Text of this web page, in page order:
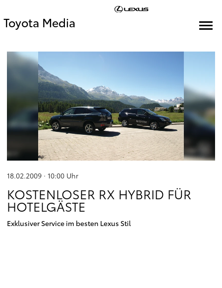
Toyota Media
18.02.2009 · 10:00 Uhr
KOSTENLOSER RX HYBRID FÜR
HOTELGÄSTE
Exklusiver Service im besten Lexus Stil